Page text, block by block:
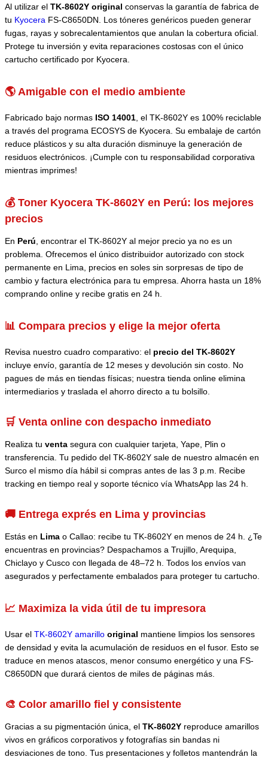
Al utilizar el TK-8602Y original conservas la garantía de fabrica de
tu Kyocera FS-C8650DN. Los tóneres genéricos pueden generar
fugas, rayas y sobrecalentamientos que anulan la cobertura oficial.
Protege tu inversión y evita reparaciones costosas con el único
cartucho certificado por Kyocera.
🌎 Amigable con el medio ambiente
Fabricado bajo normas ISO 14001, el TK-8602Y es 100% reciclable
a través del programa ECOSYS de Kyocera. Su embalaje de cartón
reduce plásticos y su alta duración disminuye la generación de
residuos electrónicos. ¡Cumple con tu responsabilidad corporativa
mientras imprimes!
💰 Toner Kyocera TK-8602Y en Perú: los mejores
precios
En Perú, encontrar el TK-8602Y al mejor precio ya no es un
problema. Ofrecemos el único distribuidor autorizado con stock
permanente en Lima, precios en soles sin sorpresas de tipo de
cambio y factura electrónica para tu empresa. Ahorra hasta un 18%
comprando online y recibe gratis en 24 h.
📊 Compara precios y elige la mejor oferta
Revisa nuestro cuadro comparativo: el precio del TK-8602Y
incluye envío, garantía de 12 meses y devolución sin costo. No
pagues de más en tiendas físicas; nuestra tienda online elimina
intermediarios y traslada el ahorro directo a tu bolsillo.
🛒 Venta online con despacho inmediato
Realiza tu venta segura con cualquier tarjeta, Yape, Plin o
transferencia. Tu pedido del TK-8602Y sale de nuestro almacén en
Surco el mismo día hábil si compras antes de las 3 p.m. Recibe
tracking en tiempo real y soporte técnico vía WhatsApp las 24 h.
🚚 Entrega exprés en Lima y provincias
Estás en Lima o Callao: recibe tu TK-8602Y en menos de 24 h. ¿Te
encuentras en provincias? Despachamos a Trujillo, Arequipa,
Chiclayo y Cusco con llegada de 48–72 h. Todos los envíos van
asegurados y perfectamente embalados para proteger tu cartucho.
📈 Maximiza la vida útil de tu impresora
Usar el TK-8602Y amarillo original mantiene limpios los sensores
de densidad y evita la acumulación de residuos en el fusor. Esto se
traduce en menos atascos, menor consumo energético y una FS-
C8650DN que durará cientos de miles de páginas más.
🎨 Color amarillo fiel y consistente
Gracias a su pigmentación única, el TK-8602Y reproduce amarillos
vivos en gráficos corporativos y fotografías sin bandas ni
desviaciones de tono. Tus presentaciones y folletos mantendrán la